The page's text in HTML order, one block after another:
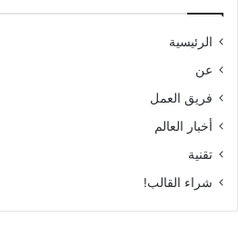
الرئيسية
عن
فريق العمل
أخبار العالم
تقنية
شراء القالب!